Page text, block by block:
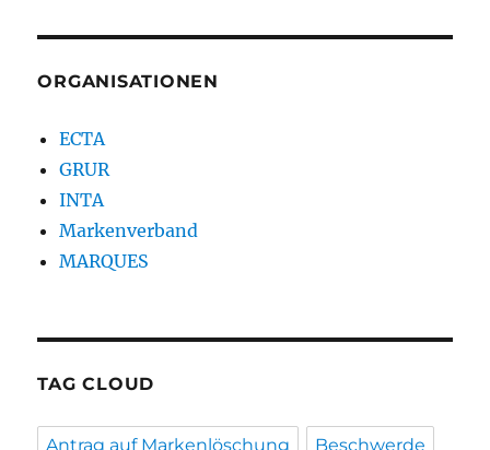
ORGANISATIONEN
ECTA
GRUR
INTA
Markenverband
MARQUES
TAG CLOUD
Antrag auf Markenlöschung Beschwerde